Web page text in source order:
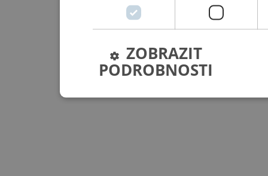
ZOBRAZIT
PODROBNOSTI